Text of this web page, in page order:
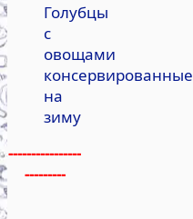
Голубцы
с
овощами
консервированные
на
зиму
----------------
---------